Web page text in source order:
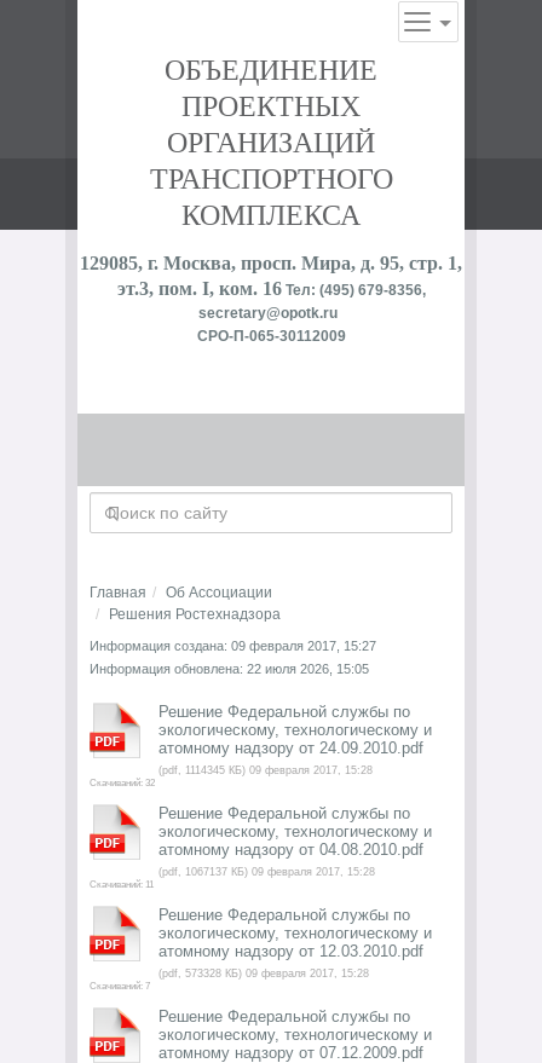
ОБЪЕДИНЕНИЕ
ПРОЕКТНЫХ
ОРГАНИЗАЦИЙ
ТРАНСПОРТНОГО
КОМПЛЕКСА
129085, г. Москва, просп. Мира, д. 95, стр. 1,
эт.3, пом. I, ком. 16Тел: (495) 679-8356,
secretary@opotk.ru
СРО-П-065-30112009
Поиск
Главная
Об Ассоциации
Решения Ростехнадзора
Информация создана: 09 февраля 2017, 15:27
Информация обновлена: 22 июля 2026, 15:05
Решение Федеральной службы по
экологическому, технологическому и
атомному надзору от 24.09.2010.pdf
(pdf, 1114345 КБ) 09 февраля 2017, 15:28
Скачиваний: 32
Решение Федеральной службы по
экологическому, технологическому и
атомному надзору от 04.08.2010.pdf
(pdf, 1067137 КБ) 09 февраля 2017, 15:28
Скачиваний: 11
Решение Федеральной службы по
экологическому, технологическому и
атомному надзору от 12.03.2010.pdf
(pdf, 573328 КБ) 09 февраля 2017, 15:28
Скачиваний: 7
Решение Федеральной службы по
экологическому, технологическому и
атомному надзору от 07.12.2009.pdf